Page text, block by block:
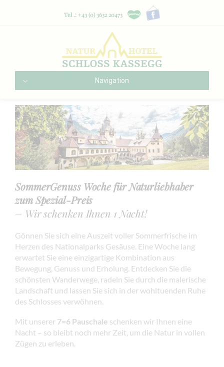
Tel .: +43 (0) 3632 20473
Navigation
SommerGenuss Woche für Naturliebhaber
zum Spezial-Preis
– Wir schenken Ihnen 1 Nacht!
Gönnen Sie sich eine Auszeit voller Sommerfrische im
Herzen des Nationalparks Gesäuse. Eine Woche lang
erwartet Sie eine einzigartige Kombination aus
Bewegung, Genuss und Erholung. Entdecken Sie die
schönsten Wanderwege, radeln Sie durch die malerische
Landschaft und lassen Sie sich in der wohltuenden Ruhe
des Schlosses verwöhnen.
Mit unserer 7=6 Pauschale schenken wir Ihnen eine
Nacht – so bleibt noch mehr Zeit, um die Natur in vollen
Zügen zu erleben.